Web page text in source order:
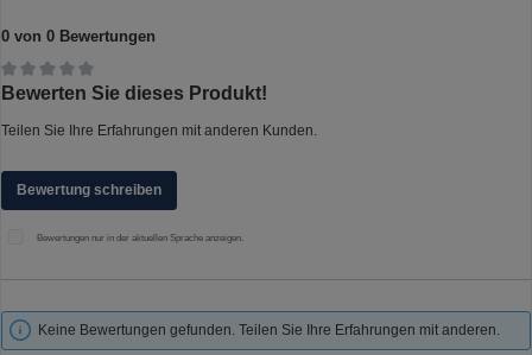
0 von 0 Bewertungen
Durchschnittliche Bewertung von 0 von 5 Sternen
Bewerten Sie dieses Produkt!
Teilen Sie Ihre Erfahrungen mit anderen Kunden.
Bewertung schreiben
Bewertungen nur in der aktuellen Sprache anzeigen.
Keine Bewertungen gefunden. Teilen Sie Ihre Erfahrungen mit anderen.